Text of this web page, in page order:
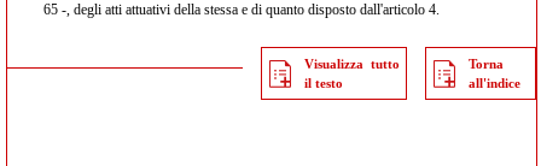
65 -, degli atti attuativi della stessa e di quanto disposto dall'articolo 4.
Visualizza tutto
il testo
Torna
all'indice